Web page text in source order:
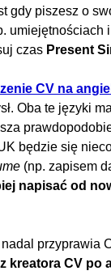
gdy piszesz o
umiejętnościach i
czas Present
CV na
Oba te języki
będzie się
(np. zapisem
napisać od
przyprawia
kreatora CV po